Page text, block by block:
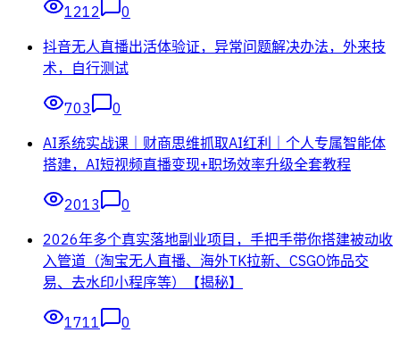
1212
0
抖音无人直播出活体验证，异常问题解决办法，外来技
术，自行测试
703
0
AI系统实战课｜财商思维抓取AI红利｜个人专属智能体
搭建，AI短视频直播变现+职场效率升级全套教程
2013
0
2026年多个真实落地副业项目，手把手带你搭建被动收
入管道（淘宝无人直播、海外TK拉新、CSGO饰品交
易、去水印小程序等）【揭秘】
1711 0